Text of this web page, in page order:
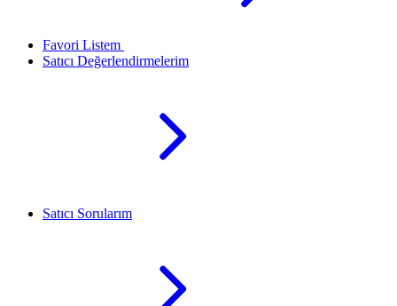
Favori Listem
Satıcı Değerlendirmelerim
Satıcı Sorularım